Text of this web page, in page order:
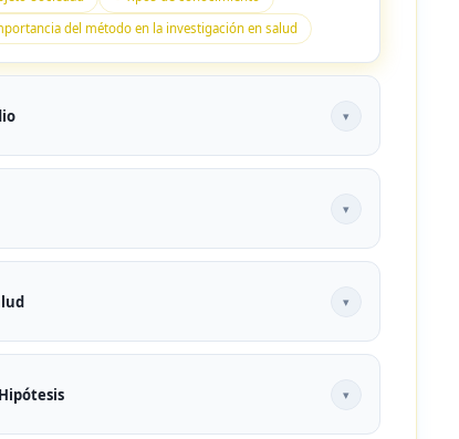
del método en la investigación en salud
▾
de estudio en salud
● Tipos de proyectos
▾
● Desarrollo del marco teórico
▾
e importancia del problema
de la investigación ▾